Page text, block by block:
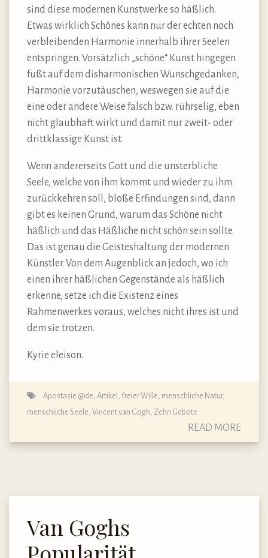
sind diese modernen Kunstwerke so häßlich.
Etwas wirklich Schönes kann nur der echten noch
verbleibenden Harmonie innerhalb ihrer Seelen
entspringen. Vorsätzlich „schöne“ Kunst hingegen
fußt auf dem disharmonischen Wunschgedanken,
Harmonie vorzutäuschen, weswegen sie auf die
eine oder andere Weise falsch bzw. rührselig, eben
nicht glaubhaft wirkt und damit nur zweit- oder
drittklassige Kunst ist.
Wenn andererseits Gott und die unsterbliche
Seele, welche von ihm kommt und wieder zu ihm
zurückkehren soll, bloße Erfindungen sind, dann
gibt es keinen Grund, warum das Schöne nicht
häßlich und das Häßliche nicht schön sein sollte.
Das ist genau die Geisteshaltung der modernen
Künstler. Von dem Augenblick an jedoch, wo ich
einen ihrer häßlichen Gegenstände als häßlich
erkenne, setze ich die Existenz eines
Rahmenwerkes voraus, welches nicht ihres ist und
dem sie trotzen.
Kyrie eleison.
Apostasie @de, Artikel , freier Wille, menschliche Natur,
menschliche Seele, Vincent van Gogh, Zehn Gebote
READ MORE
Van Goghs